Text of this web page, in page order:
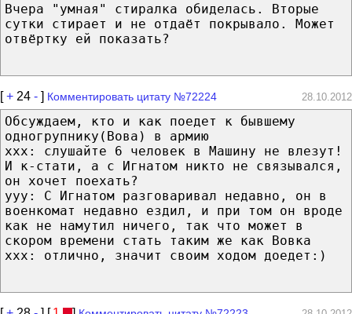
Вчера "умная" стиралка обиделась. Вторые
сутки стирает и не отдаёт покрывало. Может
отвёртку ей показать?
[+ 24 - ] Комментировать цитату №72224 28.10.2012
Обсуждаем, кто и как поедет к бывшему
одногрупнику(Вова) в армию
xxx: слушайте 6 человек в Машину не влезут!
И к-стати, а с Игнатом никто не связывался,
он хочет поехать?
yyy: С Игнатом разговаривал недавно, он в
военкомат недавно ездил, и при том он вроде
как не намутил ничего, так что может в
скором времени стать таким же как Вовка
xxx: отлично, значит своим ходом доедет:)